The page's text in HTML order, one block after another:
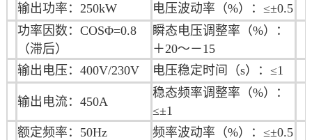
输出功率：250kW
电压波动率（%）：≤±0.5
功率因数：COSΦ=0.8
（滞后）
瞬态电压调整率（%）：
＋20～－15
输出电压：400V/230V
电压稳定时间（s）：≤1
输出电流：450A
稳态频率调整率（%）：
≤±1
额定频率：50Hz
频率波动率（%）：≤±0.5